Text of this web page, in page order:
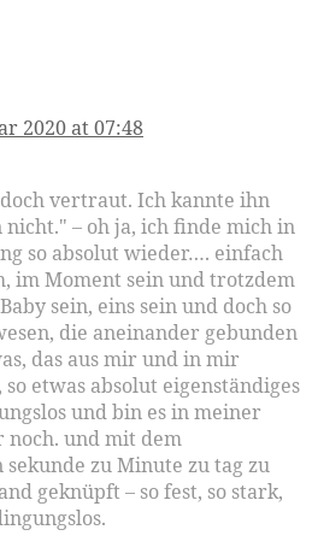
2020 at 07:48
vertraut. Ich kannte ihn
– oh ja, ich finde mich in
so absolut wieder…. einfach
im Moment sein und trotzdem
sein, eins sein und doch so
die aneinander gebunden
das aus mir und in mir
etwas absolut eigenständiges
und bin es in meiner
und mit dem
zu Minute zu tag zu
geknüpft – so fest, so stark,